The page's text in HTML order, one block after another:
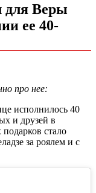
для Веры
ее 40-
про нее:
исполнилось 40
и друзей в
стало
за роялем и с